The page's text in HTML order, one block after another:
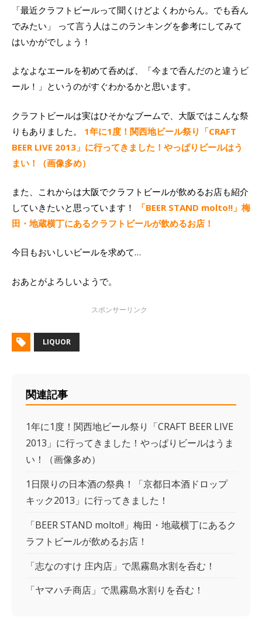
「最近クラフトビールって聞くけどよくわからん。でも呑ん
でみたい」 って言う人はこのランキングを参考にしてみて
はいかがでしょう！
よなよなエールを初めて呑めば、「今まで呑んだのと違うビ
ール！」というのがすぐわかるかと思います。
クラフトビールは実はひそかなブームで、大阪ではこんな祭
りもありました。 1年に1度！関西地ビール祭り「CRAFT
BEER LIVE 2013」に行ってきました！やっぱりビールはう
まい！（画像多め）
また、これからは大阪でクラフトビールが飲めるお店も紹介
していきたいと思っています！
「BEER STAND molto!!」梅
田・地蔵横丁にあるクラフトビールが飲めるお店！
今日もおいしいビールを求めて…
おあとがよろしいようで。
LIQUOR
関連記事
1年に1度！関西地ビール祭り「CRAFT BEER LIVE
2013」に行ってきました！やっぱりビールはうま
い！（画像多め）
1日限りの日本酒の祭典！「京都日本酒ドロップ
キック2013」に行ってきました！
「BEER STAND molto!!」梅田・地蔵横丁にあるク
ラフトビールが飲めるお店！
「志なのすけ 庄内店」で黒霧島水割を呑む！
「ヤマハチ商店」で黒霧島水割りを呑む！